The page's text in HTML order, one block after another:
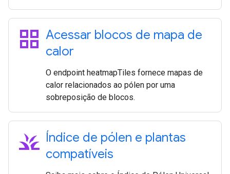
grid_view Acessar blocos de mapa de
calor
O endpoint heatmapTiles fornece mapas de
calor relacionados ao pólen por uma
sobreposição de blocos.
grass Índice de pólen e plantas
compatíveis